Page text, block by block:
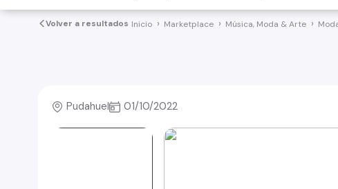
Volver a resultados Inicio Marketplace Música, Moda & Arte
Pudahuel 01/10/2022